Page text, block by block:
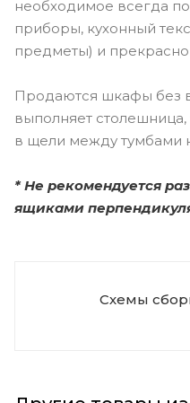
необходимое всегда
приборы, кухонный
предметы) и
Продаются шкафы без
выполняет
в щели между тумбами
* Не рекомендуется
ящиками
Схемы